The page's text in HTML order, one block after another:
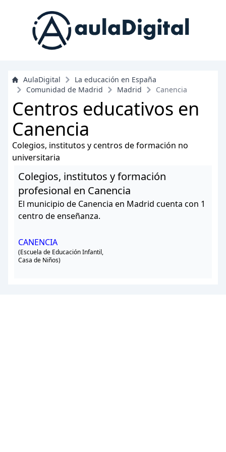
AulaDigital
La educación en España
Comunidad de Madrid
Madrid Canencia
Centros educativos en
Canencia
Colegios, institutos y centros de formación no
universitaria
Colegios, institutos y formación
profesional en Canencia
El municipio de Canencia en Madrid cuenta con 1
centro de enseñanza.
CANENCIA
(Escuela de Educación Infantil,
Casa de Niños)